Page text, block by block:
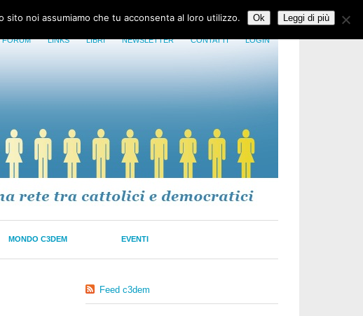
FORUM LINKS LIBRI NEWSLETTER CONTATTI LOGIN
MONDO C3DEM EVENTI
Feed c3dem
noi assumiamo che tu acconsenta al loro utilizzo. Ok Leggi di più